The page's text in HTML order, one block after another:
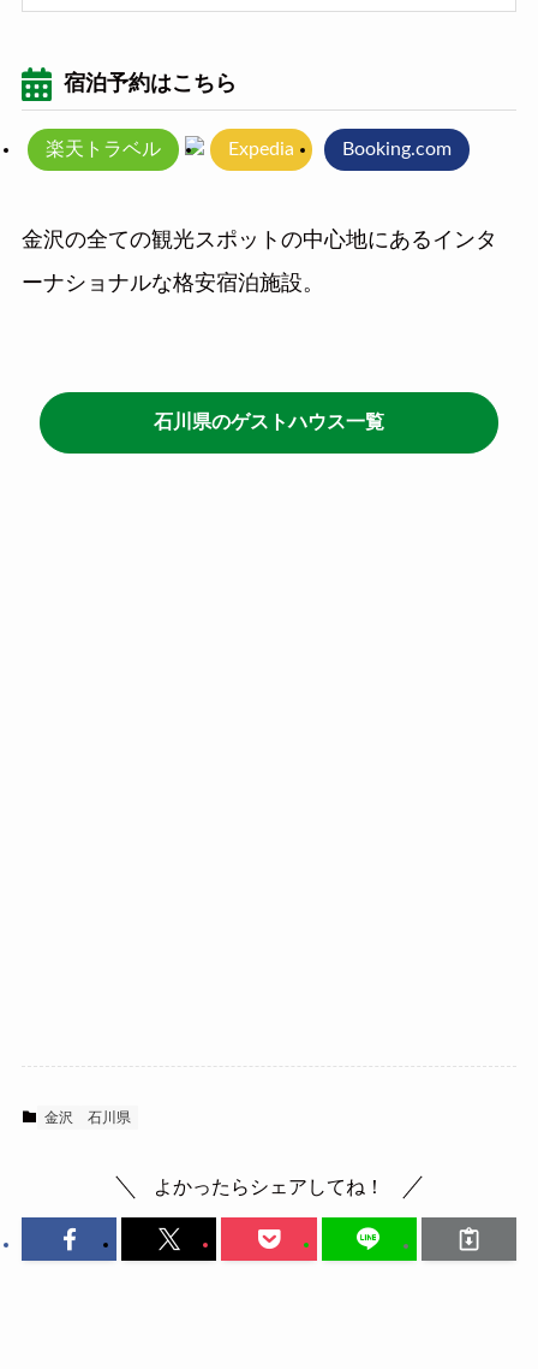
宿泊予約はこちら
楽天トラベル Expedia Booking.com
金沢の全ての観光スポットの中心地にあるインタ
ーナショナルな格安宿泊施設。
石川県のゲストハウス一覧
金沢 石川県
よかったらシェアしてね！